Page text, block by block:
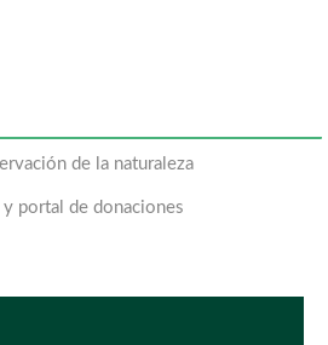
de la naturaleza
portal de donaciones